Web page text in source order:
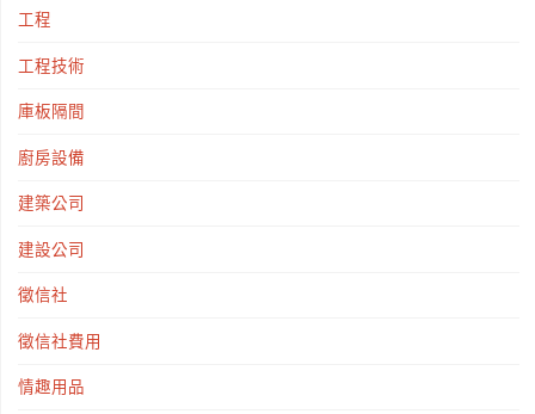
工程
工程技術
庫板隔間
廚房設備
建築公司
建設公司
徵信社
徵信社費用
情趣用品